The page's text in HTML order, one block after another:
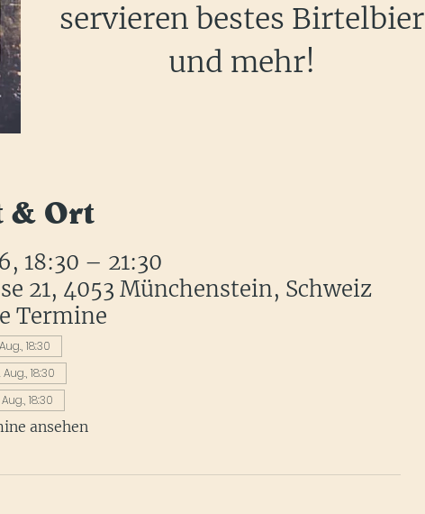
servieren bestes Birtelbier
und mehr!
& Ort
18:30 – 21:30
21, 4053 Münchenstein, Schweiz
Termine
18:30
Aug., 18:30
18:30
ansehen